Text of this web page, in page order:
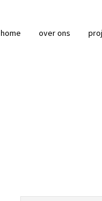
home over ons